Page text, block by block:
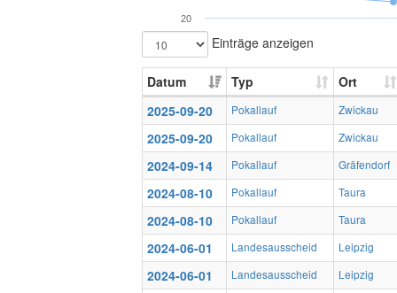
20
Einträge anzeigen
Datum Typ
Ort
2025-09-20
Pokallauf Zwickau
2025-09-20 Pokallauf Zwickau
2024-09-14 Pokallauf Gräfendorf
2024-08-10 Pokallauf Taura
2024-08-10 Pokallauf Taura
2024-06-01 Landesausscheid Leipzig
2024-06-01 Landesausscheid Leipzig